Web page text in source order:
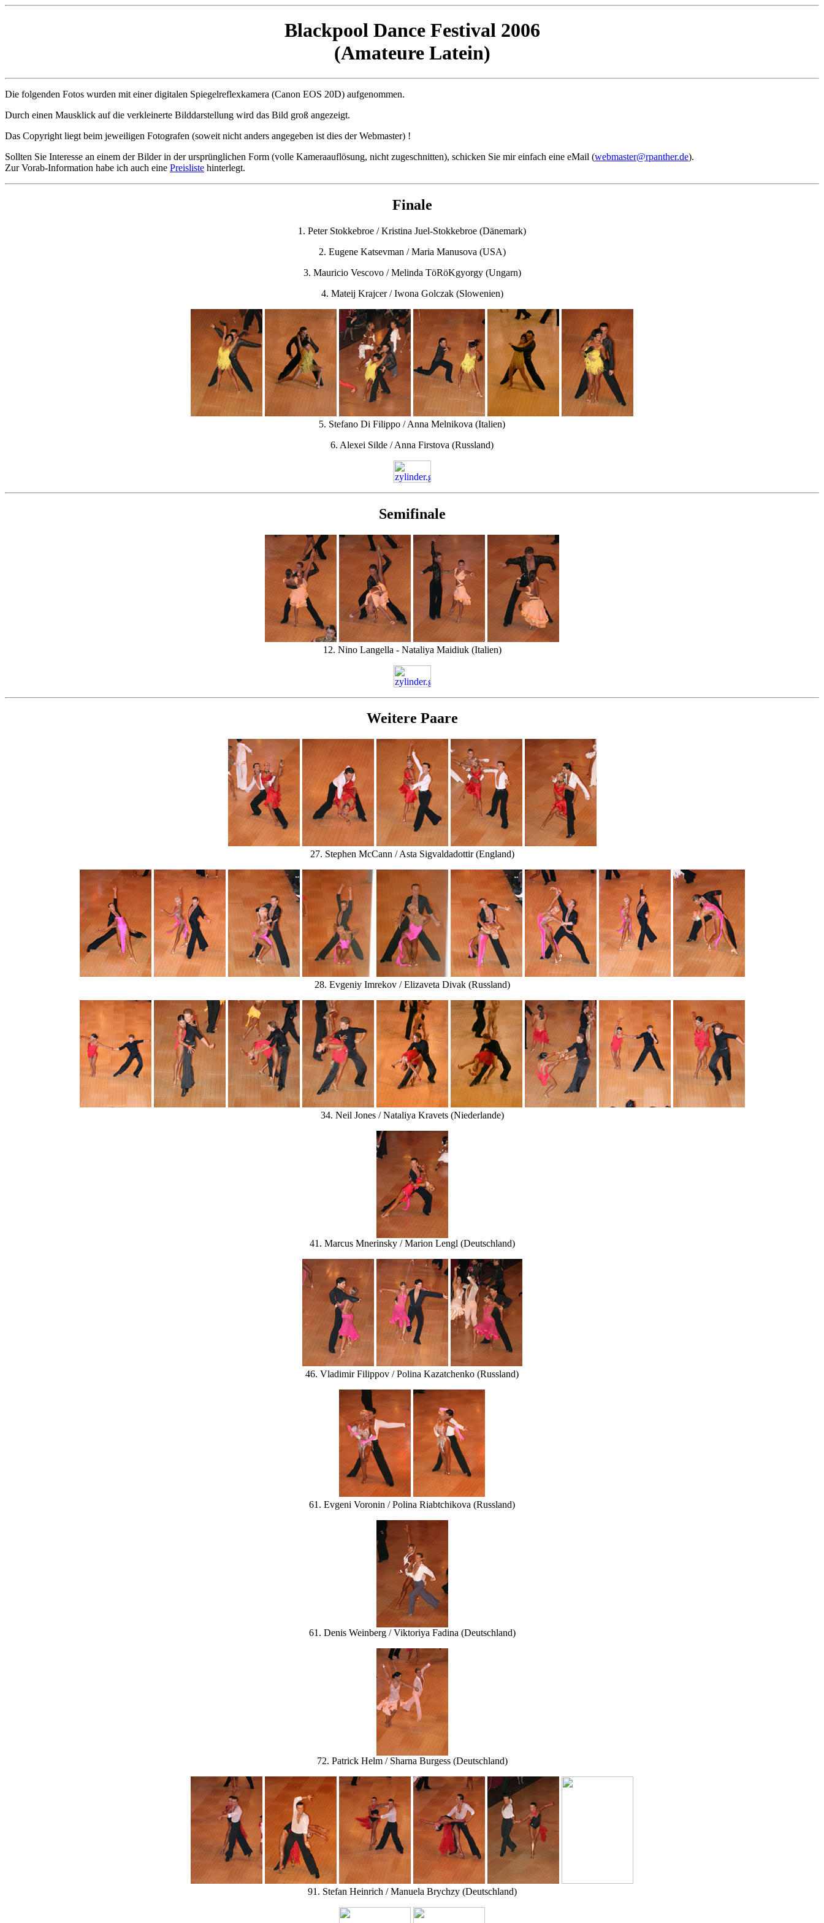
Blackpool Dance Festival 2006
(Amateure Latein)
Die folgenden Fotos wurden mit einer digitalen Spiegelreflexkamera (Canon EOS 20D) aufgenommen.
Durch einen Mausklick auf die verkleinerte Bilddarstellung wird das Bild groß angezeigt.
Das Copyright liegt beim jeweiligen Fotografen (soweit nicht anders angegeben ist dies der Webmaster) !
Sollten Sie Interesse an einem der Bilder in der ursprünglichen Form (volle Kameraauflösung, nicht zugeschnitten), schicken Sie mir einfach eine eMail (webmaster@rpanther.de).
Zur Vorab-Information habe ich auch eine Preisliste hinterlegt.
Finale
1. Peter Stokkebroe / Kristina Juel-Stokkebroe (Dänemark)
2. Eugene Katsevman / Maria Manusova (USA)
3. Mauricio Vescovo / Melinda TöRöKgyorgy (Ungarn)
4. Mateij Krajcer / Iwona Golczak (Slowenien)
5. Stefano Di Filippo / Anna Melnikova (Italien)
6. Alexei Silde / Anna Firstova (Russland)
Semifinale
12. Nino Langella - Nataliya Maidiuk (Italien)
Weitere Paare
27. Stephen McCann / Asta Sigvaldadottir (England)
28. Evgeniy Imrekov / Elizaveta Divak (Russland)
34. Neil Jones / Nataliya Kravets (Niederlande)
41. Marcus Mnerinsky / Marion Lengl (Deutschland)
46. Vladimir Filippov / Polina Kazatchenko (Russland)
61. Evgeni Voronin / Polina Riabtchikova (Russland)
61. Denis Weinberg / Viktoriya Fadina (Deutschland)
72. Patrick Helm / Sharna Burgess (Deutschland)
91. Stefan Heinrich / Manuela Brychzy (Deutschland)